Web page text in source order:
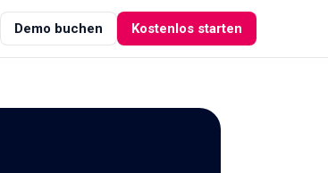
Demo buchen Kostenlos starten